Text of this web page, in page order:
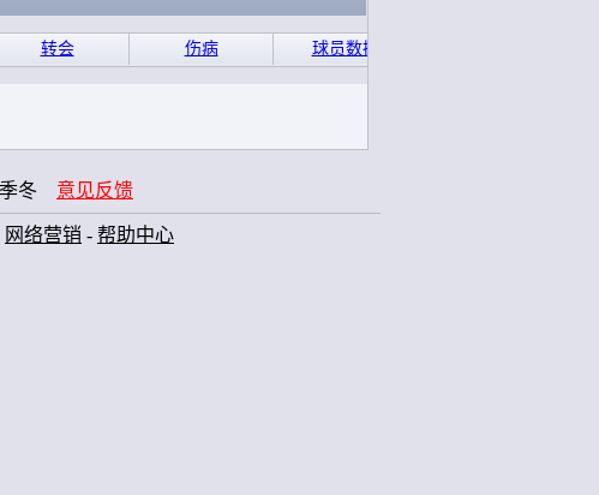
转会 伤病 球员数据
季冬 意见反馈
网络营销 - 帮助中心